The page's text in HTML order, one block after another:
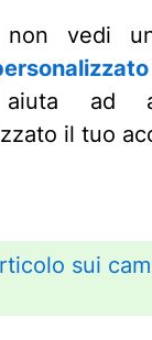
vedi
ad
il tuo
sui